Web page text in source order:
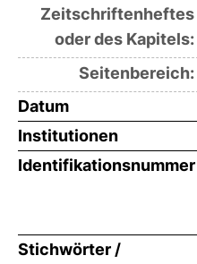
Zeitschriftenheftes
oder des Kapitels:
Seitenbereich:
Datum
Institutionen
Identifikationsnummer
Stichwörter /